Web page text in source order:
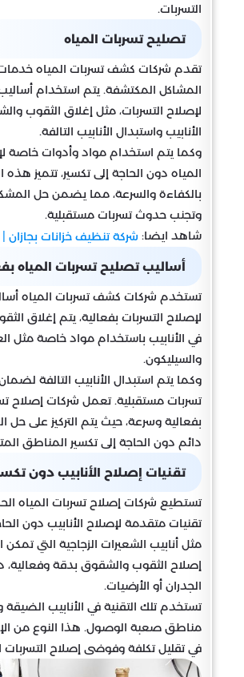
التسربات.
تصليح تسربات المياه
تقدم شركات كشف تسربات المياه
المشاكل المكتشفة. يتم استخدام
لإصلاح التسربات، مثل إغلاق الثقوب
الأنابيب واستبدال الأنابيب التالفة.
وكما يتم استخدام مواد وأدوات خاصة
المياه دون الحاجة إلى تكسير، تتميز هذه
بالكفاءة والسرعة، مما يضمن حل
وتجنب حدوث تسربات مستقبلية.
شاهد ايضا: شركة تنظيف خزانات بجازان | 0530242929
أساليب تصليح تسربات المياه
تستخدم شركات كشف تسربات المياه
لإصلاح التسربات بفعالية، يتم إغلاق
في الأنابيب باستخدام مواد خاصة مثل
والسيليكون.
وكما يتم استبدال الأنابيب التالفة
تسربات مستقبلية. تعمل شركات إصلاح
بفعالية وسرعة، حيث يتم التركيز على
دائم دون الحاجة إلى تكسير المناطق
تقنيات إصلاح الأنابيب دون
تستطيع شركات إصلاح تسربات المياه
تقنيات متقدمة لإصلاح الأنابيب دون
مثل أنابيب الشعيرات الزجاجية التي تمكن
إصلاح الثقوب والشقوق بدقة وفعالية،
الجدران أو الأرضيات.
تستخدم تلك التقنية في الأنابيب
مناطق صعبة الوصول. هذا النوع من
في تقليل تكلفة وفوضى إصلاح التسربات